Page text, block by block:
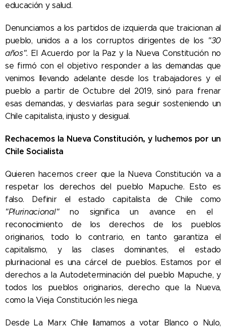
educación y salud.
Denunciamos a los partidos de izquierda que traicionan al
pueblo, unidos a a los corruptos dirigentes de los "30
años". El Acuerdo por la Paz y la Nueva Constitución no
se firmó con el objetivo responder a las demandas que
venimos llevando adelante desde los trabajadores y el
pueblo a partir de Octubre del 2019, sinó para frenar
esas demandas, y desviarlas para seguir sosteniendo un
Chile capitalista, injusto y desigual.
Rechacemos la Nueva Constitución, y luchemos por un
Chile Socialista
Quieren hacernos creer que la Nueva Constitución va a
respetar los derechos del pueblo Mapuche. Esto es
falso. Definir el estado capitalista de Chile como
"Plurinacional"no significa un avance en el
reconocimiento de los derechos de los pueblos
originarios, todo lo contrario, en tanto garantiza el
capitalismo, y las clases dominantes, el estado
plurinacional es una cárcel de pueblos. Estamos por el
derechos a la Autodeterminación del pueblo Mapuche, y
todos los pueblos originarios, derecho que la Nueva,
como la Vieja Constitución les niega.
Desde La Marx Chile llamamos a votar Blanco o Nulo,